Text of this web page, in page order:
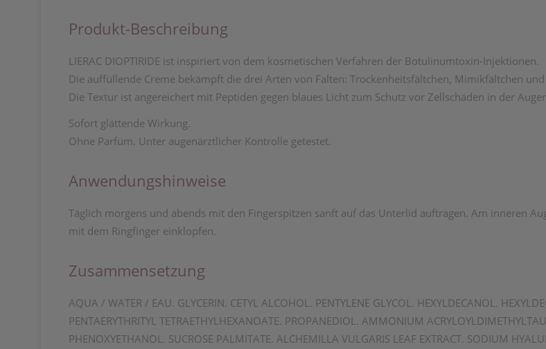
Produkt-Beschreibung
LIERAC DIOPTIRIDE ist inspiriert von dem kosmetischen Verfahren der Botulinumtoxin-Injektionen.
Die auffüllende Creme bekämpft die drei Arten von Falten: Trockenheitsfältchen, Mimikfältchen
Die Textur ist angereichert mit Peptiden gegen blaues Licht zum Schutz vor Zellschäden in der
Sofort glättende Wirkung.
Ohne Parfüm. Unter augenärztlicher Kontrolle getestet.
Anwendungshinweise
Täglich morgens und abends mit den Fingerspitzen sanft auf das Unterlid auftragen. Am inneren
mit dem Ringfinger einklopfen.
Zusammensetzung
AQUA / WATER / EAU. GLYCERIN. CETYL ALCOHOL. PENTYLENE GLYCOL. HEXYLDECANOL.
PENTAERYTHRITYL TETRAETHYLHEXANOATE. PROPANEDIOL. AMMONIUM
PHENOXYETHANOL. SUCROSE PALMITATE. ALCHEMILLA VULGARIS LEAF EXTRACT. SODIUM